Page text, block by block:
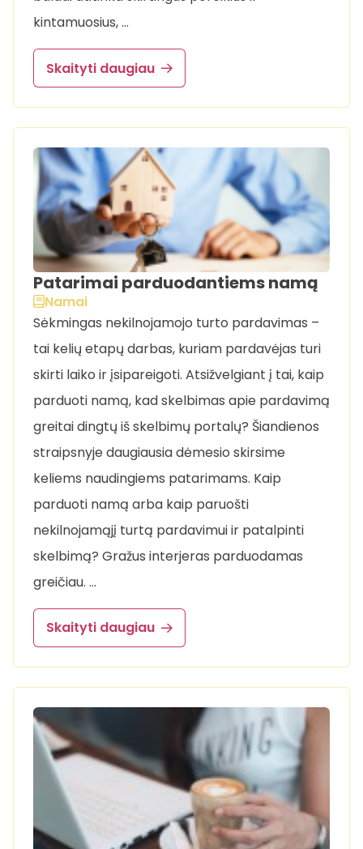
kintamuosius, …
Skaityti daugiau
Patarimai parduodantiems namą
Namai
Sėkmingas nekilnojamojo turto pardavimas –
tai kelių etapų darbas, kuriam pardavėjas turi
skirti laiko ir įsipareigoti. Atsižvelgiant į tai, kaip
parduoti namą, kad skelbimas apie pardavimą
greitai dingtų iš skelbimų portalų? Šiandienos
straipsnyje daugiausia dėmesio skirsime
keliems naudingiems patarimams. Kaip
parduoti namą arba kaip paruošti
nekilnojamąjį turtą pardavimui ir patalpinti
skelbimą? Gražus interjeras parduodamas
greičiau. …
Skaityti daugiau